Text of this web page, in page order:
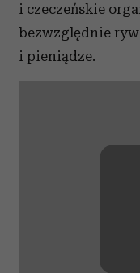
i czeczeńskie
bezwzględnie
i pieniądze.